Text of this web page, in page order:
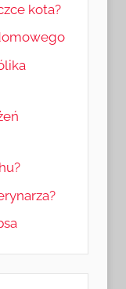
kota?